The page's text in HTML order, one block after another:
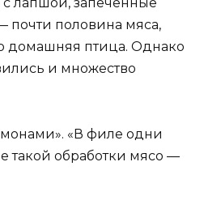
половина мяса,
домашняя птица. Однако
и множество
«В филе одни
такой обработки мясо —